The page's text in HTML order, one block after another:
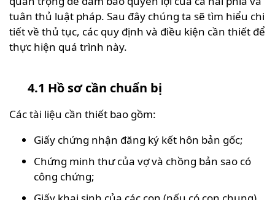
tuân thủ luật pháp. Sau đây chúng ta sẽ tìm hiểu chi
tiết về thủ tục, các quy định và điều kiện cần thiết để
thực hiện quá trình này.
4.1 Hồ sơ cần chuẩn bị
Các tài liệu cần thiết bao gồm:
Giấy chứng nhận đăng ký kết hôn bản gốc;
Chứng minh thư của vợ và chồng bản sao có
công chứng;